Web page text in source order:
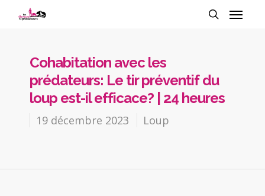
Cohabitation avec les
prédateurs: Le tir préventif du
loup est-il efficace? | 24 heures
19 décembre 2023 Loup